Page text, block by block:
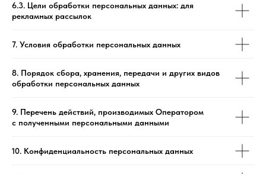
6.3. Цели обработки персональных данных: для
рекламных рассылок
7. Условия обработки персональных данных
8. Порядок сбора, хранения, передачи и других видов
обработки персональных данных
9. Перечень действий, производимых Оператором
с полученными персональными данными
10. Конфиденциальность персональных данных